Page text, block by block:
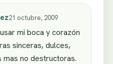
21 octubre, 2009
mi boca y corazón
sinceras, dulces,
no destructoras.